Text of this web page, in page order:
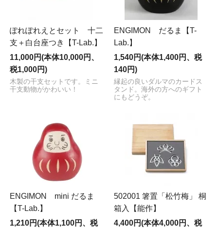
ぽれぽれえとセット 十二
支＋白台座つき【T-Lab.】
11,000円(本体10,000円、
税1,000円)
木製の干支セットです。ミニ
干支動物がかわいい！
ENGIMON だるま【T-
Lab.】
1,540円(本体1,400円、税
140円)
縁起の良いダルマのカードス
タンド。海外の方へのギフト
にもどうぞ。
ENGIMON mini だるま
【T-Lab.】
1,210円(本体1,100円、税
502001 箸置「松竹梅」 桐
箱入【能作】
4,400円(本体4,000円、税